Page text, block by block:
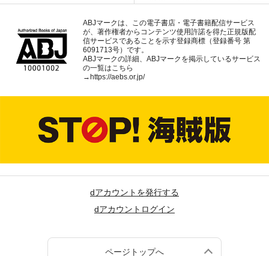
ABJマークは、この電子書店・電子書籍配信サービス
が、著作権者からコンテンツ使用許諾を得た正規版配
信サービスであることを示す登録商標（登録番号 第
6091713号）です。
ABJマークの詳細、ABJマークを掲示しているサービス
の一覧はこちら
→https://aebs.or.jp/
dアカウントを発行する
dアカウントログイン
ページトップへ